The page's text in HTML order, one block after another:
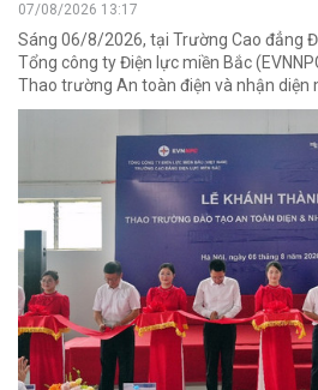
07/08/2026 13:17
Sáng 06/8/2026, tại Trường Cao đẳng
Tổng công ty Điện lực miền Bắc
Thao trường An toàn điện và nhận diện